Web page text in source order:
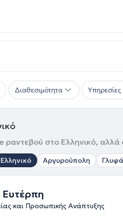
Διαθεσιμότητα Υπηρεσίες
στο Ελληνικό, αλλά
Ελληνικό Αργυρούπολη
Ευτέρπη
και Προσωπικής Ανάπτυξης